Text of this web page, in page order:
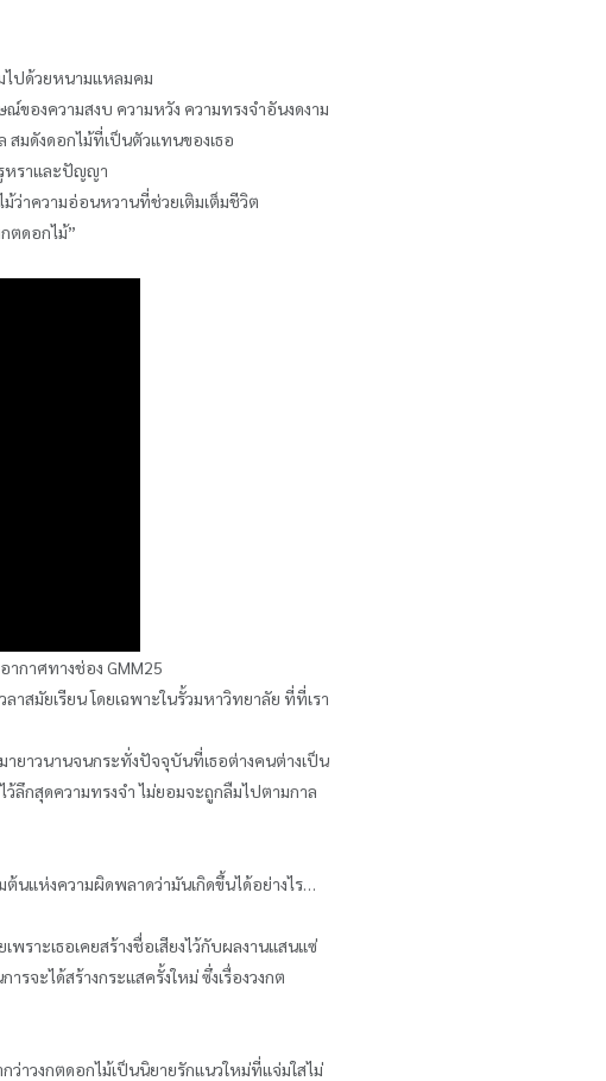
ไปด้วยหนามแหลมคม
ของความสงบ ความหวัง ความทรงจำอันงดงาม
สมดังดอกไม้ที่เป็นตัวแทนของเธอ
รูหราและปัญญา
ว่าความอ่อนหวานที่ช่วยเติมเต็มชีวิต
ตดอกไม้”
ากาศทางช่อง GMM25
สมัยเรียน โดยเฉพาะในรั้วมหาวิทยาลัย ที่ที่เรา
ายาวนานจนกระทั่งปัจจุบันที่เธอต่างคนต่างเป็น
กสุดความทรงจำ ไม่ยอมจะถูกลืมไปตามกาล
ต้นแห่งความผิดพลาดว่ามันเกิดขึ้นได้อย่างไร…
เพราะเธอเคยสร้างชื่อเสียงไว้กับผลงานแสนแซ่
จะได้สร้างกระแสครั้งใหม่ ซึ่งเรื่องวงกต
าวงกตดอกไม้เป็นนิยายรักแนวใหม่ที่แจ่มใสไม่